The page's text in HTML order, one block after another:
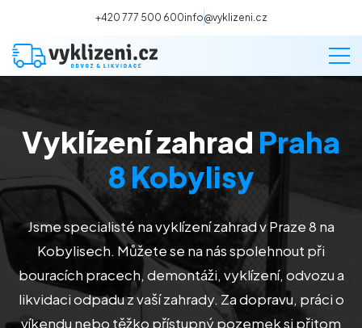
+420 777 500 600info@vyklizeni.cz
Vyklízení
Stěhování
Malování
Deratizace a dezinsekce
Vyklízení zahrad Praha
8 Kobylisy
Jsme specialisté na vyklízení zahrad v Praze 8 na
Kobylisech. Můžete se na nás spolehnout při
bouracích pracech, demontáži, vyklízení, odvozu a
likvidaci odpadu z vaší zahrady. Za dopravu, práci o
víkendu nebo těžko přístupný pozemek si přitom